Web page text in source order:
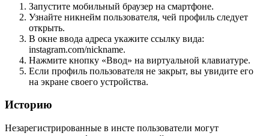
Запустите мобильный браузер на смартфоне.
Узнайте никнейм пользователя, чей профиль следует
открыть.
В окне ввода адреса укажите ссылку вида:
instagram.com/nickname.
Нажмите кнопку «Ввод» на виртуальной клавиатуре.
Если профиль пользователя не закрыт, вы увидите его
на экране своего устройства.
Историю
Незарегистрированные в инсте пользователи могут